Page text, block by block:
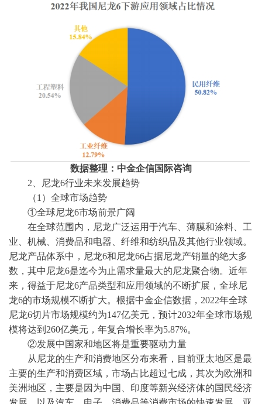
数据整理：中金企信国际咨询
2、
尼龙6行业未来发展趋势
（1）全球市场趋势
①全球尼龙6市场前景广阔
在全球范围内，尼龙广泛运用于汽车、薄膜和涂料、工
业、机械、消费品和电器、纤维和纺织品及其他行业领域。
尼龙产品体系中，尼龙6和尼龙66占据尼龙产销量的绝大多
数，其中尼龙6是迄今为止需求量最大的尼龙聚合物。近年
来，得益于尼龙6产品类型和应用领域的不断扩展，全球尼
龙6的市场规模不断扩大。根据中金企信数据 ， 2022年全球
尼龙6切片市场规模约为147亿美元，预计2032年全球市场规
模将达到260亿美元，年复合增长率为5.87%。
②发展中国家和地区将是重要驱动力量
从尼龙的生产和消费地区分布来看，目前亚太地区是最
主要的生产和消费区域，市场占比超过七成，其次为欧洲和
美洲地区，主要是因为中国、印度等新兴经济体的国民经济